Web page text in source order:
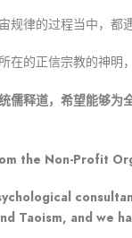
规律的过程当中，都
在的正信宗教的神明
儒释道，希望能够为
the Non-Profit
Taoism, and we